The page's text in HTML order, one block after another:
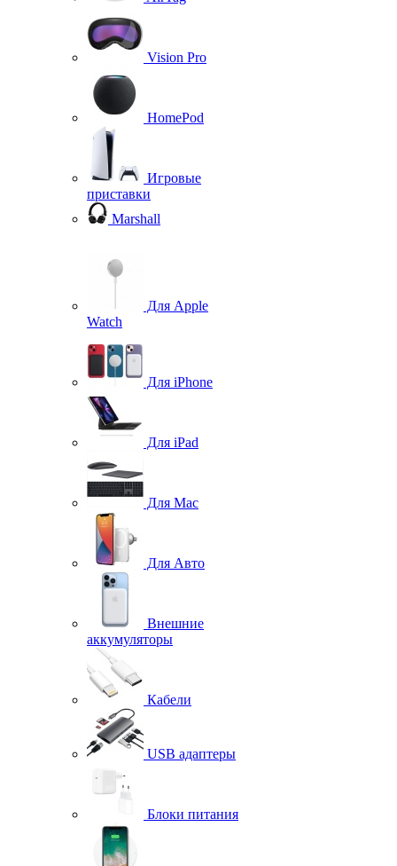
Vision Pro
HomePod
Игровые
приставки
Marshall
Для Apple
Watch
Для iPhone
Для iPad
Для Mac
Для Авто
Внешние
аккумуляторы
Кабели
USB адаптеры
Блоки питания